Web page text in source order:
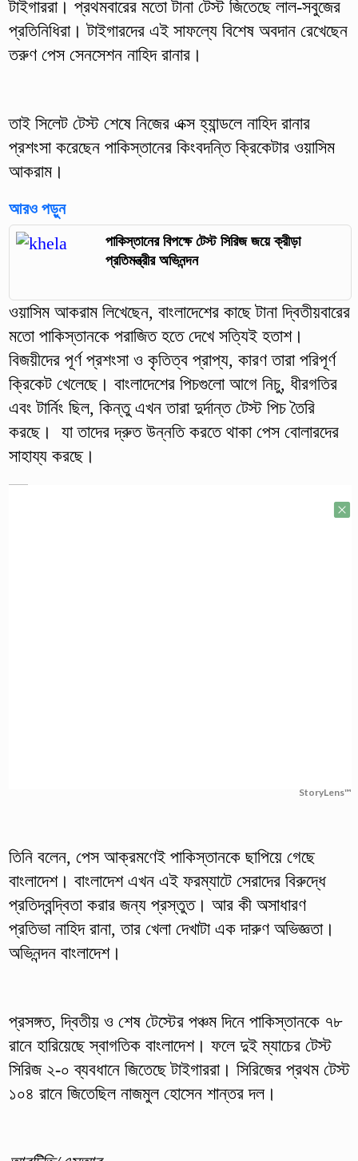
টাইগাররা। প্রথমবারের মতো টানা টেস্ট জিতেছে লাল-সবুজের
প্রতিনিধিরা। টাইগারদের এই সাফল্যে বিশেষ অবদান রেখেছেন
তরুণ পেস সেনসেশন নাহিদ রানার।
তাই সিলেট টেস্ট শেষে নিজের এক্স হ্যান্ডলে নাহিদ রানার
প্রশংসা করেছেন পাকিস্তানের কিংবদন্তি ক্রিকেটার ওয়াসিম
আকরাম।
আরও পড়ুন
পাকিস্তানের বিপক্ষে টেস্ট সিরিজ জয়ে ক্রীড়া
প্রতিমন্ত্রীর অভিনন্দন
ওয়াসিম আকরাম লিখেছেন, বাংলাদেশের কাছে টানা দ্বিতীয়বারের
মতো পাকিস্তানকে পরাজিত হতে দেখে সত্যিই হতাশ।
বিজয়ীদের পূর্ণ প্রশংসা ও কৃতিত্ব প্রাপ্য, কারণ তারা পরিপূর্ণ
ক্রিকেট খেলেছে। বাংলাদেশের পিচগুলো আগে নিচু, ধীরগতির
এবং টার্নিং ছিল, কিন্তু এখন তারা দুর্দান্ত টেস্ট পিচ তৈরি
করছে। যা তাদের দ্রুত উন্নতি করতে থাকা পেস বোলারদের
সাহায্য করছে।
StoryLens™
তিনি বলেন, পেস আক্রমণেই পাকিস্তানকে ছাপিয়ে গেছে
বাংলাদেশ। বাংলাদেশ এখন এই ফরম্যাটে সেরাদের বিরুদ্ধে
প্রতিদ্বন্দ্বিতা করার জন্য প্রস্তুত। আর কী অসাধারণ
প্রতিভা নাহিদ রানা, তার খেলা দেখাটা এক দারুণ অভিজ্ঞতা।
অভিনন্দন বাংলাদেশ।
প্রসঙ্গত, দ্বিতীয় ও শেষ টেস্টের পঞ্চম দিনে পাকিস্তানকে ৭৮
রানে হারিয়েছে স্বাগতিক বাংলাদেশ। ফলে দুই ম্যাচের টেস্ট
সিরিজ ২-০ ব্যবধানে জিতেছে টাইগাররা। সিরিজের প্রথম টেস্ট
১০৪ রানে জিতেছিল নাজমুল হোসেন শান্তর দল।